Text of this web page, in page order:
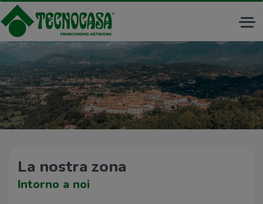
La nostra zona
Intorno a noi